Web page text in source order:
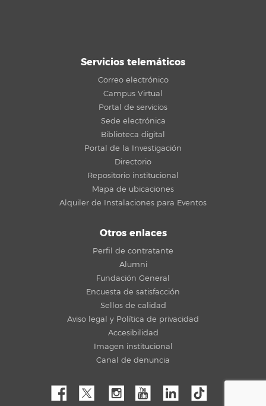
Servicios telemáticos
Correo electrónico
Campus Virtual
Portal de servicios
Sede electrónica
Biblioteca digital
Portal de la Investigación
Directorio
Repositorio institucional
Mapa de ubicaciones
Alquiler de Instalaciones para Eventos
Otros enlaces
Perfil de contratante
Alumni
Fundación General
Encuesta de satisfacción
Sellos de calidad
Aviso legal y Política de privacidad
Accesibilidad
Imagen institucional
Canal de denuncia